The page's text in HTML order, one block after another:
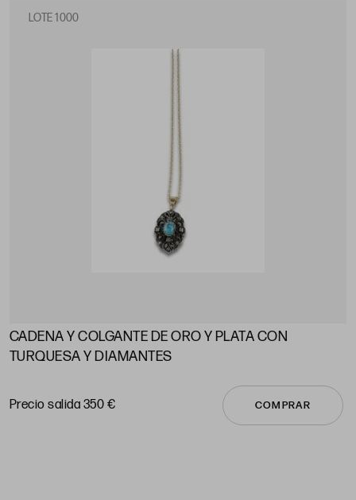
LOTE 1000
CADENA Y COLGANTE DE ORO Y PLATA CON
TURQUESA Y DIAMANTES
Precio salida 350 € COMPRAR